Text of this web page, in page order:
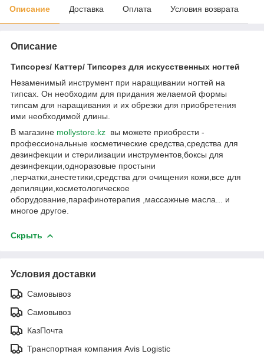
Описание Доставка Оплата Условия возврата
Описание
Типсорез/ Каттер/ Типсорез для искусственных ногтей
Незаменимый инструмент при наращивании ногтей на
типсах. Он необходим для придания желаемой формы
типсам для наращивания и их обрезки для приобретения
ими необходимой длины.
В магазине mollystore.kz вы можете приобрести -
профессиональные косметические средства,средства для
дезинфекции и стерилизации инструментов,боксы для
дезинфекции,одноразовые простыни
,перчатки,анестетики,средства для очищения кожи,все для
депиляции,косметологическое
оборудование,парафинотерапия ,массажные масла... и
многое другое.
Скрыть
Условия доставки
Самовывоз
Самовывоз
КазПочта
Транспортная компания Avis Logistic